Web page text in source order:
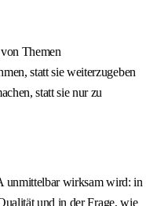
Themen
statt sie weiterzugeben
statt sie nur zu
unmittelbar wirksam wird: in
und in der Frage, wie